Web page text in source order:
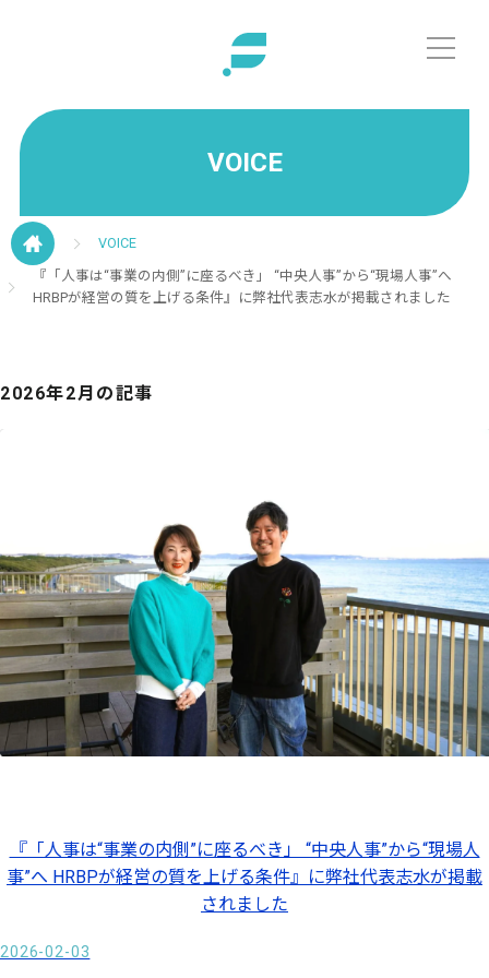
VOICE
VOICE
『「人事は“事業の内側”に座るべき」 “中央人事”から“現場人事”へ
HRBPが経営の質を上げる条件』に弊社代表志水が掲載されました
2026年2月の記事
『「人事は“事業の内側”に座るべき」 “中央人事”から“現場人
事”へ HRBPが経営の質を上げる条件』に弊社代表志水が掲載
されました
2026-02-03